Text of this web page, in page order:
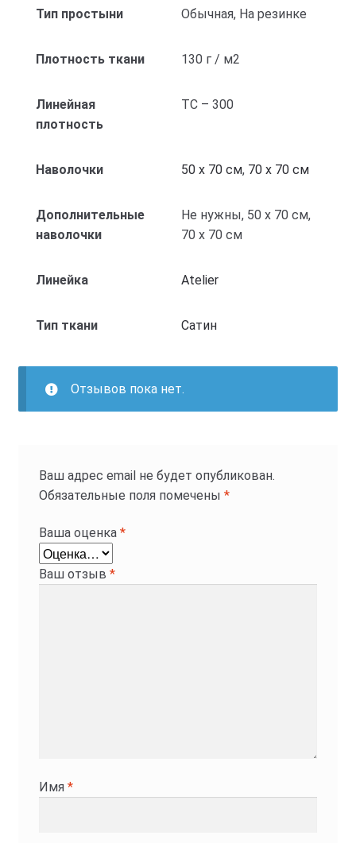
Тип простыни Обычная, На резинке
Плотность ткани 130 г / м2
Линейная
плотность
ТС – 300
Наволочки 50 x 70 см, 70 x 70 см
Дополнительные
наволочки
Не нужны, 50 x 70 см,
70 x 70 см
Линейка Atelier
Тип ткани Cатин
Отзывов пока нет.
Ваш адрес email не будет опубликован.
Обязательные поля помечены *
Ваша оценка *
Ваш отзыв *
Имя *